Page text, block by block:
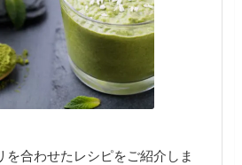
を合わせたレシピをご紹介しま